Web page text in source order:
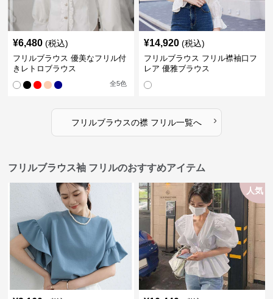
¥6,480 (税込)
フリルブラウス 優美なフリル付
きレトロブラウス
全5色
¥14,920 (税込)
フリルブラウス フリル襟袖口フ
レア 優雅ブラウス
フリルブラウスの襟 フリル一覧へ ›
フリルブラウス袖 フリルのおすすめアイテム
人気